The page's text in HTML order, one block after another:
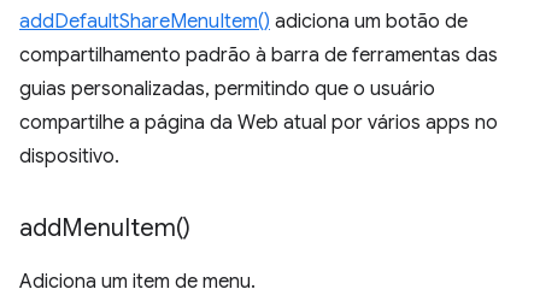
addDefaultShareMenuItem() adiciona um botão de
compartilhamento padrão à barra de ferramentas das
guias personalizadas, permitindo que o usuário
compartilhe a página da Web atual por vários apps no
dispositivo.
addMenuItem()
Adiciona um item de menu.